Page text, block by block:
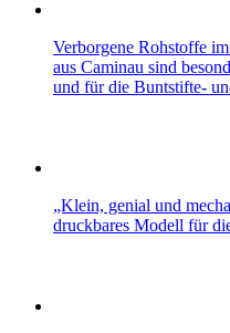
Verborgene Rohstoffe
aus Caminau sind
und für die Buntstifte-
„Klein, genial und
druckbares Modell für